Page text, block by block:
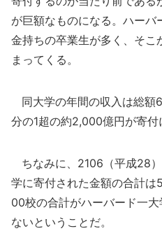
が巨額なものになる。ハー
金持ちの卒業生が多く、そ
まってくる。
同大学の年間の収入は総額
分の1超の約2,000億円が寄付
ちなみに、2106（平成28
学に寄付された金額の合計
00校の合計がハーバード一
ないということだ。